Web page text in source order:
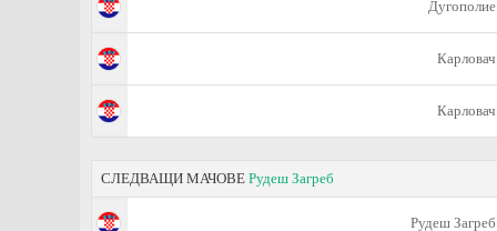
Дугополие
Карловач
Карловач
СЛЕДВАЩИ МАЧОВЕ Рудеш Загреб
Рудеш Загреб